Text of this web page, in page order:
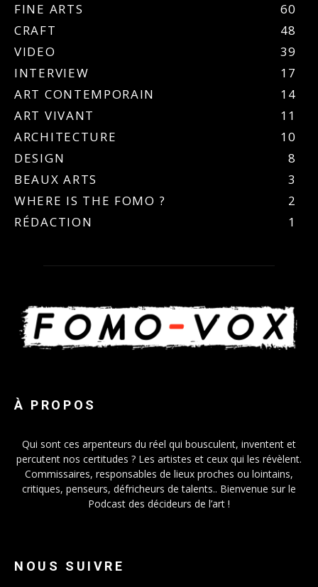
FINE ARTS
60
CRAFT
48
VIDEO
39
INTERVIEW
17
ART CONTEMPORAIN
14
ART VIVANT
11
ARCHITECTURE
10
DESIGN
8
BEAUX ARTS
3
WHERE IS THE FOMO ?
2
RÉDACTION
1
À PROPOS
Qui sont ces arpenteurs du réel qui bousculent, inventent et
percutent nos certitudes ? Les artistes et ceux qui les révèlent.
Commissaires, responsables de lieux proches ou lointains,
critiques, penseurs, défricheurs de talents.. Bienvenue sur le
Podcast des décideurs de l’art !
NOUS SUIVRE